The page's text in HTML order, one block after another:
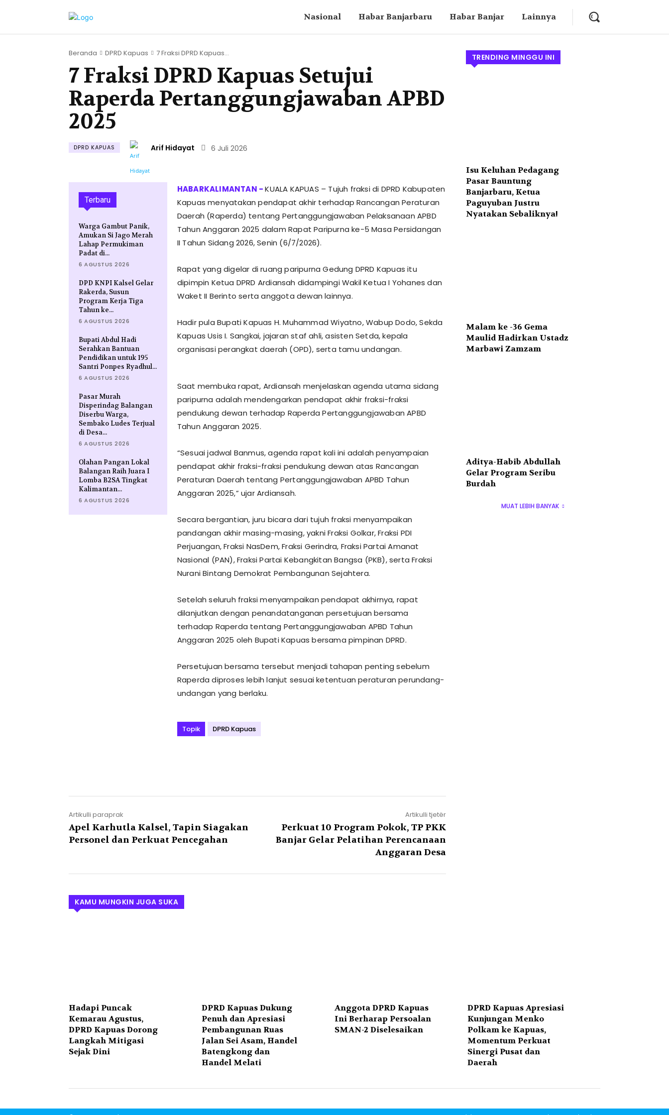
Nasional Habar Banjarbaru Habar Banjar Lainnya
Beranda DPRD Kapuas 7 Fraksi DPRD Kapuas...
7 Fraksi DPRD Kapuas Setujui
Raperda Pertanggungjawaban APBD
2025
DPRD KAPUAS Arif Hidayat 6 Juli 2026
Terbaru
Warga Gambut Panik,
Amukan Si Jago Merah
Lahap Permukiman
Padat di...
6 AGUSTUS 2026
DPD KNPI Kalsel Gelar
Rakerda, Susun
Program Kerja Tiga
Tahun ke...
6 AGUSTUS 2026
Bupati Abdul Hadi
Serahkan Bantuan
Pendidikan untuk 195
Santri Ponpes Ryadhul...
6 AGUSTUS 2026
Pasar Murah
Disperindag Balangan
Diserbu Warga,
Sembako Ludes Terjual
di Desa...
6 AGUSTUS 2026
Olahan Pangan Lokal
Balangan Raih Juara I
Lomba B2SA Tingkat
Kalimantan...
6 AGUSTUS 2026
KUALA KAPUAS – Tujuh fraksi di DPRD Kabupaten
Kapuas menyatakan pendapat akhir terhadap Rancangan Peraturan
Daerah (Raperda) tentang Pertanggungjawaban Pelaksanaan APBD
Tahun Anggaran 2025 dalam Rapat Paripurna ke-5 Masa Persidangan
II Tahun Sidang 2026, Senin (6/7/2026).
Rapat yang digelar di ruang paripurna Gedung DPRD Kapuas itu
dipimpin Ketua DPRD Ardiansah didampingi Wakil Ketua I Yohanes dan
Waket II Berinto serta anggota dewan lainnya.
Hadir pula Bupati Kapuas H. Muhammad Wiyatno, Wabup Dodo, Sekda
Kapuas Usis I. Sangkai, jajaran staf ahli, asisten Setda, kepala
organisasi perangkat daerah (OPD), serta tamu undangan.
Saat membuka rapat, Ardiansah menjelaskan agenda utama sidang
paripurna adalah mendengarkan pendapat akhir fraksi-fraksi
pendukung dewan terhadap Raperda Pertanggungjawaban APBD
Tahun Anggaran 2025.
“Sesuai jadwal Banmus, agenda rapat kali ini adalah penyampaian
pendapat akhir fraksi-fraksi pendukung dewan atas Rancangan
Peraturan Daerah tentang Pertanggungjawaban APBD Tahun
Anggaran 2025,” ujar Ardiansah.
Secara bergantian, juru bicara dari tujuh fraksi menyampaikan
pandangan akhir masing-masing, yakni Fraksi Golkar, Fraksi PDI
Perjuangan, Fraksi NasDem, Fraksi Gerindra, Fraksi Partai Amanat
Nasional (PAN), Fraksi Partai Kebangkitan Bangsa (PKB), serta Fraksi
Nurani Bintang Demokrat Pembangunan Sejahtera.
Setelah seluruh fraksi menyampaikan pendapat akhirnya, rapat
dilanjutkan dengan penandatanganan persetujuan bersama
terhadap Raperda tentang Pertanggungjawaban APBD Tahun
Anggaran 2025 oleh Bupati Kapuas bersama pimpinan DPRD.
Persetujuan bersama tersebut menjadi tahapan penting sebelum
Raperda diproses lebih lanjut sesuai ketentuan peraturan perundang-
undangan yang berlaku.
Topik DPRD Kapuas
Artikulli paraprak
Apel Karhutla Kalsel, Tapin Siagakan
Personel dan Perkuat Pencegahan
Artikulli tjetër
Perkuat 10 Program Pokok, TP PKK
Banjar Gelar Pelatihan Perencanaan
Anggaran Desa
TRENDING MINGGU INI
Isu Keluhan Pedagang
Pasar Bauntung
Banjarbaru, Ketua
Paguyuban Justru
Nyatakan Sebaliknya!
Malam ke -36 Gema
Maulid Hadirkan Ustadz
Marbawi Zamzam
Aditya-Habib Abdullah
Gelar Program Seribu
Burdah
MUAT LEBIH BANYAK
KAMU MUNGKIN JUGA SUKA
Hadapi Puncak
Kemarau Agustus,
DPRD Kapuas Dorong
Langkah Mitigasi
Sejak Dini
DPRD Kapuas Dukung
Penuh dan Apresiasi
Pembangunan Ruas
Jalan Sei Asam, Handel
Batengkong dan
Handel Melati
Anggota DPRD Kapuas
Ini Berharap Persoalan
SMAN-2 Diselesaikan
DPRD Kapuas Apresiasi
Kunjungan Menko
Polkam ke Kapuas,
Momentum Perkuat
Sinergi Pusat dan
Daerah